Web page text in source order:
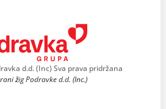
d.d. (Inc) Sva prava pridržana
žig Podravke d.d. (Inc.)